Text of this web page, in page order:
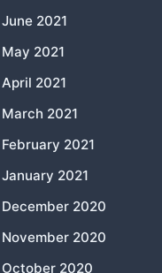
June 2021
May 2021
April 2021
March 2021
February 2021
January 2021
December 2020
November 2020
October 2020